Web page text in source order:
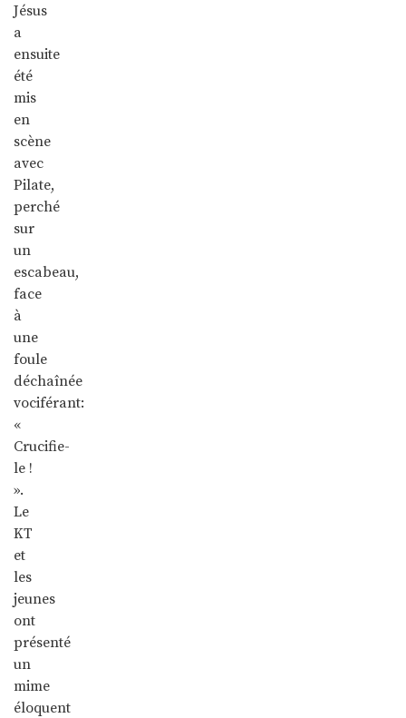
Jésus
a
ensuite
été
mis
en
scène
avec
Pilate,
perché
sur
un
escabeau,
face
à
une
foule
déchaînée
vociférant:
«
Crucifie-
le !
».
Le
KT
et
les
jeunes
ont
présenté
un
mime
éloquent